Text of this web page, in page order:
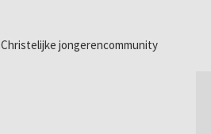
Christelijke jongerencommunity